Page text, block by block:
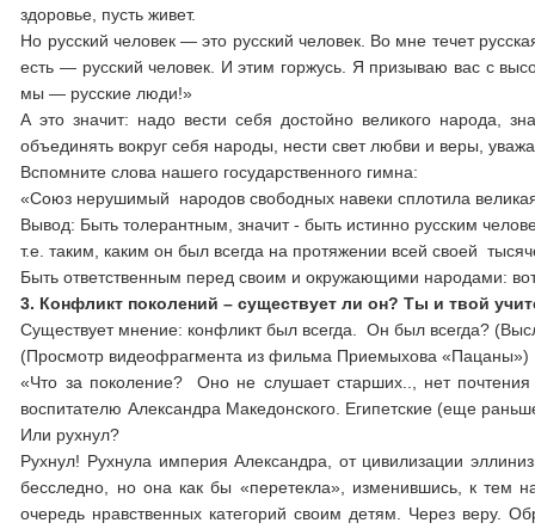
здоровье, пусть живет.
Но русский человек — это русский человек. Во мне течет
есть — русский человек. И этим горжусь. Я призываю вас с
мы — русские люди!»
А это значит: надо вести себя достойно великого народа,
объединять вокруг себя народы, нести свет любви и веры,
Вспомните слова нашего государственного гимна:
«Союз нерушимый народов свободных навеки сплотила
Вывод: Быть толерантным, значит - быть истинно русским
т.е. таким, каким он был всегда на протяжении всей своей
Быть ответственным перед своим и окружающими народами:
3. Конфликт поколений – существует ли он? Ты и твой
Существует мнение: конфликт был всегда. Он был всегда?
(Просмотр видеофрагмента из фильма Приемыхова «Пацаны»)
«Что за поколение? Оно не слушает старших.., нет
воспитателю Александра Македонского. Египетские (еще
Или рухнул?
Рухнул! Рухнула империя Александра, от цивилизации
бесследно, но она как бы «перетекла», изменившись, к тем
очередь нравственных категорий своим детям. Через веру.